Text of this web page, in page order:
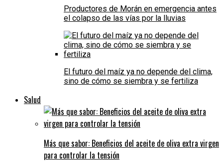
Productores de Morán en emergencia antes
el colapso de las vías por la lluvias
El futuro del maíz ya no depende del clima,
sino de cómo se siembra y se fertiliza
Salud
Más que sabor: Beneficios del aceite de oliva extra virgen
para controlar la tensión